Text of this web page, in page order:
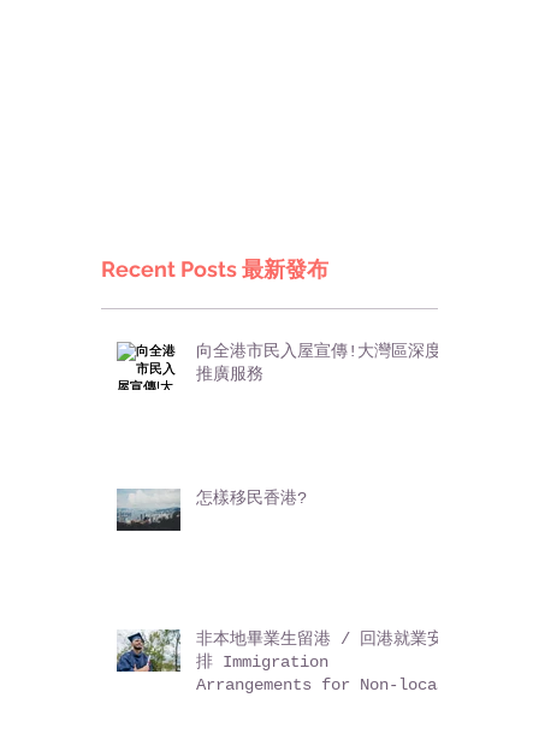
Recent Posts 最新發布
向全港市民入屋宣傳!大灣區深度
推廣服務
怎樣移民香港?
非本地畢業生留港 / 回港就業安
排 Immigration
Arrangements for Non-local